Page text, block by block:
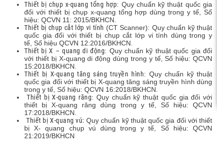
Thiết bị chụp x-quang tổng hợp: Quy chuẩn kỹ thuật quốc gia
đối với thiết bị chụp x-quang tổng hợp dùng trong y tế, Số
hiệu: QCVN 11: 2015/BKHCN.
Thiết bị chụp cắt lớp vi tính (CT Scanner): Quy chuẩn kỹ thuật
quốc gia đối với thiết bị chụp cắt lớp vi tính dùng trong y
tế, Số hiệu QCVN 12:2016/BKHCN.
Thiết bị X – quang di động: Quy chuẩn kỹ thuật quốc gia đối
với thiết bị X-quang di động dùng trong y tế, Số hiệu: QCVN
15:2018/BKHCN.
Thiết bị X-quang tăng sáng truyền hình: Quy chuẩn kỹ thuật
quốc gia đối với thiết bị X-quang tăng sáng truyền hình dùng
trong y tế, Số hiệu: QCVN 16:2018/BKHCN.
Thiết bị X-quang răng: Quy chuẩn kỹ thuật quốc gia đối với
thiết bị X-quang răng dùng trong y tế, Số hiệu: QCVN
17:2018/BKHCN.
Thiết bị X-quang vú: Quy chuẩn kỹ thuật quốc gia đối với thiết
bị X- quang chụp vú dùng trong y tế, Số hiệu: QCVN
21:2019/BKHCN